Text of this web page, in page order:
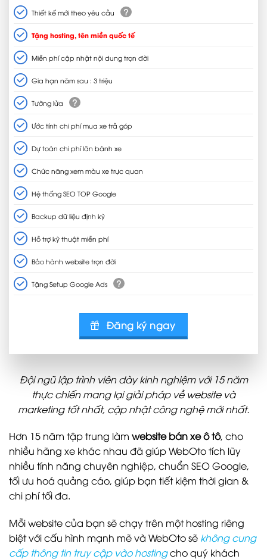
Thiết kế mới theo yêu cầu ?
Tặng hosting, tên miền quốc tế
Miễn phí cập nhật nội dung trọn đời
Gia hạn năm sau : 3 triệu
Tường lửa ?
Ước tính chi phí mua xe trả góp
Dự toán chi phí lăn bánh xe
Chức năng xem màu xe trực quan
Hệ thống SEO TOP Google
Backup dữ liệu định kỳ
Hỗ trợ kỹ thuật miễn phí
Bảo hành website trọn đời
Tặng Setup Google Ads ?
Đăng ký ngay
Đội ngũ lập trình viên dày kinh nghiệm với 15 năm
thực chiến mang lại giải pháp về website và
marketing tốt nhất, cập nhật công nghệ mới nhất.
Hơn 15 năm tập trung làm website bán xe ô tô, cho
nhiều hãng xe khác nhau đã giúp WebOto tích lũy
nhiều tính năng chuyên nghiệp, chuẩn SEO Google,
tối ưu hoá quảng cáo, giúp bạn tiết kiệm thời gian &
chi phí tối đa.
Mỗi website của bạn sẽ chạy trên một hosting riêng
biệt với cấu hình mạnh mẽ và WebOto sẽ không cung
cấp thông tin truy cập vào hostingcho quý khách